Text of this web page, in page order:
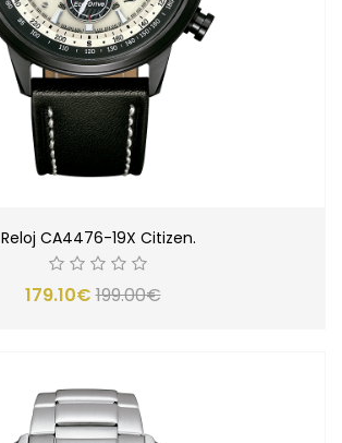
Reloj CA4476-19X Citizen.
179.10€199.00€